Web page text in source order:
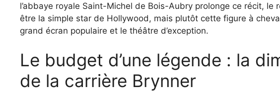
l’abbaye royale Saint-Michel de Bois-Aubry prolonge ce récit, le
être la simple star de Hollywood, mais plutôt cette figure à
grand écran populaire et le théâtre d’exception.
Le budget d’une légende : la
de la carrière Brynner